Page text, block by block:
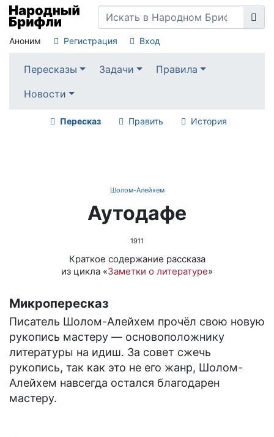
Аноним Регистрация Вход
Пересказы Задачи
Правила
Новости
Пересказ Править История
Шолом-Алейхем
Аутодафе
1911
Краткое содержание рассказа
из цикла «Заметки о литературе»
Микропересказ
Писатель Шолом-Алейхем прочёл свою новую
рукопись мастеру — основоположнику
литературы на идиш. За совет сжечь
рукопись, так как это не его жанр, Шолом-
Алейхем навсегда остался благодарен
мастеру.